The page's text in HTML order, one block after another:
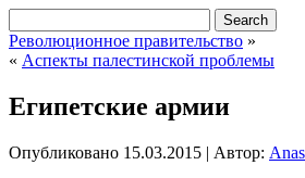
Революционное правительство »
« Аспекты палестинской проблемы
Египетские армии
Опубликовано 15.03.2015 | Автор: